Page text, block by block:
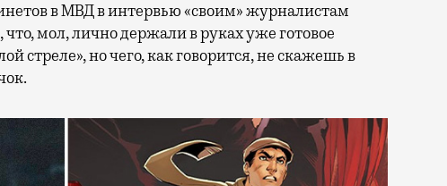
в МВД в интервью «своим» журналистам
мол, лично держали в руках уже готовое
стреле», но чего, как говорится, не скажешь в